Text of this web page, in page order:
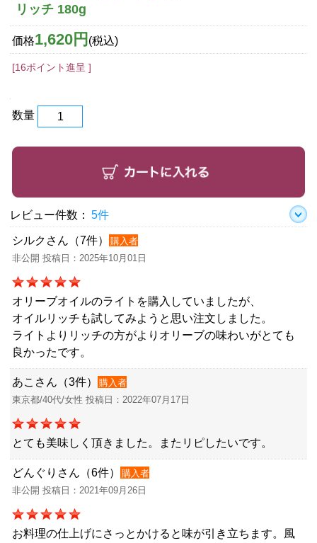
リッチ 180g
価格1,620円 (税込)
[16ポイント進呈 ]
数量
レビュー件数： 5件
シルクさん（7件）
購入者
非公開 投稿日：2025年10月01日
オリーブオイルのライトを購入していましたが、
オイルリッチも試してみようと思い注文しました。
ライトよりリッチの方がよりオリーブの味わいがとても
良かったです。
あこさん（3件）
購入者
東京都/40代/女性 投稿日：2022年07月17日
とても美味しく頂きました。またリピしたいです。
どんぐりさん（6件）
購入者
非公開 投稿日：2021年09月26日
お料理の仕上げにさっとかけると味が引き立ちます。風